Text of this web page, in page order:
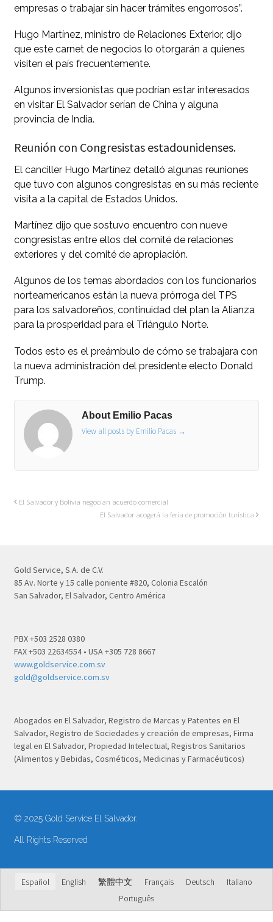
empresas o trabajar sin hacer trámites engorrosos”.
Hugo Martínez, ministro de Relaciones Exterior, dijo
que este carnet de negocios lo otorgarán a quienes
visiten el país frecuentemente.
Algunos inversionistas que podrían estar interesados
en visitar El Salvador serían de China y alguna
provincia de India.
Reunión con Congresistas estadounidenses.
El canciller Hugo Martínez detalló algunas reuniones
que tuvo con algunos congresistas en su más reciente
visita a la capital de Estados Unidos.
Martínez dijo que sostuvo encuentro con nueve
congresistas entre ellos del comité de relaciones
exteriores y del comité de apropiación.
Algunos de los temas abordados con los funcionarios
norteamericanos están la nueva prórroga del TPS
para los salvadoreños, continuidad del plan la Alianza
para la prosperidad para el Triángulo Norte.
Todos esto es el preámbulo de cómo se trabajara con
la nueva administración del presidente electo Donald
Trump.
About Emilio Pacas
View all posts by Emilio Pacas →
El Salvador y Bolivia negocian acuerdo comercial
El Salvador acogerá la feria de promoción turística
Gold Service, S.A. de C.V.
85 Av. Norte y 15 calle poniente #820, Colonia Escalón
San Salvador, El Salvador, Centro América
PBX +503 2528 0380
FAX +503 22634554 • USA +305 728 8667
www.goldservice.com.sv
gold@goldservice.com.sv
Abogados en El Salvador, Registro de Marcas y Patentes en El
Salvador, Registro de Sociedades y creación de empresas, Firma
legal en El Salvador, Propiedad Intelectual, Registros Sanitarios
(Alimentos y Bebidas, Cosméticos, Medicinas y Farmacéuticos)
© 2025 Gold Service El Salvador.
All Rights Reserved
Español English 繁體中文 Français Deutsch
Italiano
Português